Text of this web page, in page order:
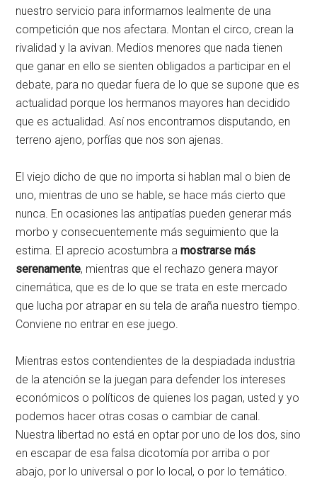
nuestro servicio para informarnos lealmente de una
competición que nos afectara. Montan el circo, crean la
rivalidad y la avivan. Medios menores que nada tienen
que ganar en ello se sienten obligados a participar en el
debate, para no quedar fuera de lo que se supone que es
actualidad porque los hermanos mayores han decidido
que es actualidad. Así nos encontramos disputando, en
terreno ajeno, porfías que nos son ajenas.
El viejo dicho de que no importa si hablan mal o bien de
uno, mientras de uno se hable, se hace más cierto que
nunca. En ocasiones las antipatías pueden generar más
morbo y consecuentemente más seguimiento que la
estima. El aprecio acostumbra amostrarse más
serenamente, mientras que el rechazo genera mayor
cinemática, que es de lo que se trata en este mercado
que lucha por atrapar en su tela de araña nuestro tiempo.
Conviene no entrar en ese juego.
Mientras estos contendientes de la despiadada industria
de la atención se la juegan para defender los intereses
económicos o políticos de quienes los pagan, usted y yo
podemos hacer otras cosas o cambiar de canal.
Nuestra libertad no está en optar por uno de los dos, sino
en escapar de esa falsa dicotomía por arriba o por
abajo, por lo universal o por lo local, o por lo temático.